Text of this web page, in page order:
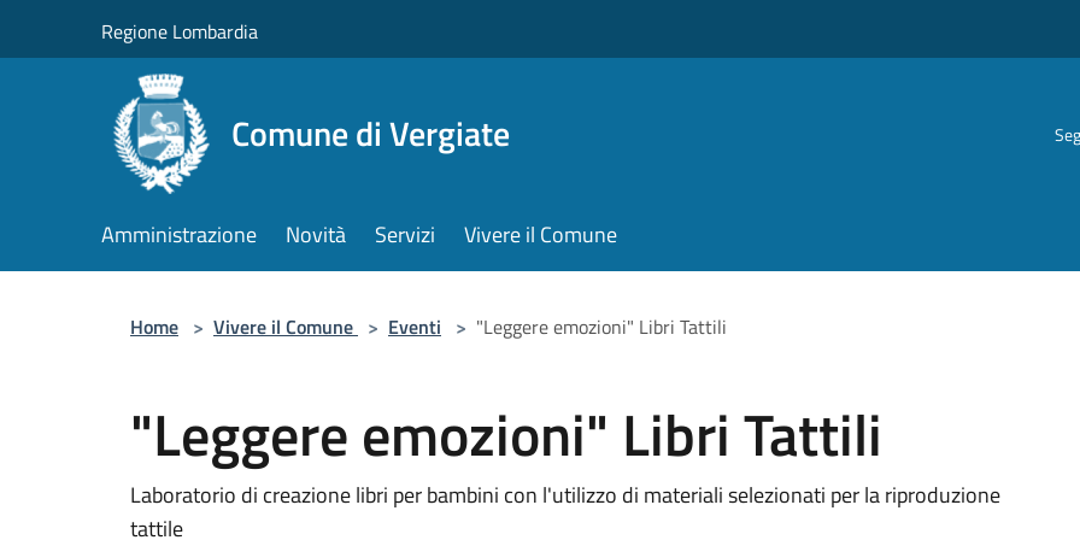
Regione Lombardia
Comune di Vergiate
Amministrazione Novità Servizi Vivere il Comune
Home > Vivere il Comune > Eventi > "Leggere emozioni" Libri Tattili
"Leggere emozioni" Libri Tattili
Laboratorio di creazione libri per bambini con l'utilizzo di materiali selezionati per la riproduzione
tattile